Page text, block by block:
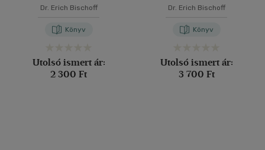
Dr. Erich Bischoff
Könyv
Utolsó ismert ár:
2 300 Ft
Dr. Erich Bischoff
Könyv
Utolsó ismert ár:
3 700 Ft